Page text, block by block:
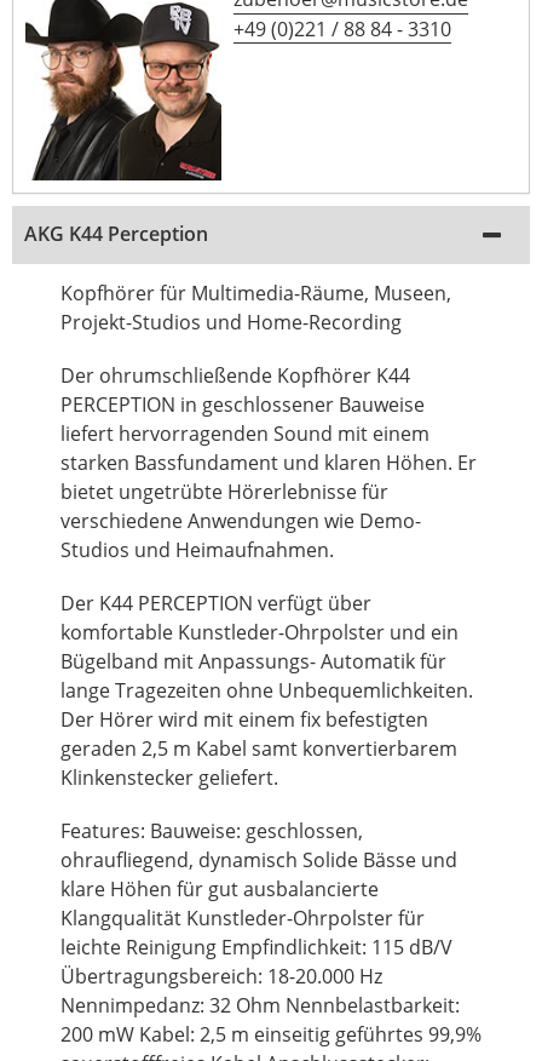
+49 (0)221 / 88 84 - 3310
AKG K44 Perception
Kopfhörer für Multimedia-Räume, Museen,
Projekt-Studios und Home-Recording
Der ohrumschließende Kopfhörer K44
PERCEPTION in geschlossener Bauweise
liefert hervorragenden Sound mit einem
starken Bassfundament und klaren Höhen. Er
bietet ungetrübte Hörerlebnisse für
verschiedene Anwendungen wie Demo-
Studios und Heimaufnahmen.
Der K44 PERCEPTION verfügt über
komfortable Kunstleder-Ohrpolster und ein
Bügelband mit Anpassungs- Automatik für
lange Tragezeiten ohne Unbequemlichkeiten.
Der Hörer wird mit einem fix befestigten
geraden 2,5 m Kabel samt konvertierbarem
Klinkenstecker geliefert.
Features: Bauweise: geschlossen,
ohraufliegend, dynamisch Solide Bässe und
klare Höhen für gut ausbalancierte
Klangqualität Kunstleder-Ohrpolster für
leichte Reinigung Empfindlichkeit: 115 dB/V
Übertragungsbereich: 18-20.000 Hz
Nennimpedanz: 32 Ohm Nennbelastbarkeit:
200 mW Kabel: 2,5 m einseitig geführtes 99,9%